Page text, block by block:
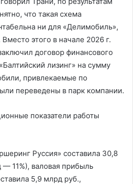
что такая схема
ни для «Делимобиль»,
этого в начале 2026 г.
договор финансового
лизинг» на сумму
привлекаемые по
переведены в парк компании.
показатели работы
Руссия» составила 30,8
— 11%), валовая прибыль
5,9 млрд руб.,